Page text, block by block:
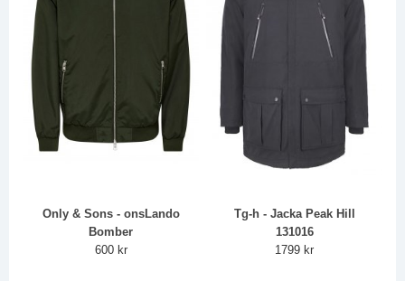
Only & Sons - onsLando
Bomber
600 kr
Tg-h - Jacka Peak Hill
131016
1799 kr